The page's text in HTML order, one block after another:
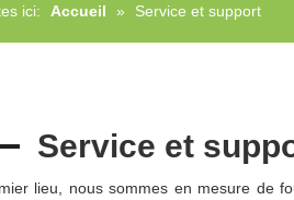
ici: Accueil » Service et support
Service et
lieu, nous sommes en mesure de